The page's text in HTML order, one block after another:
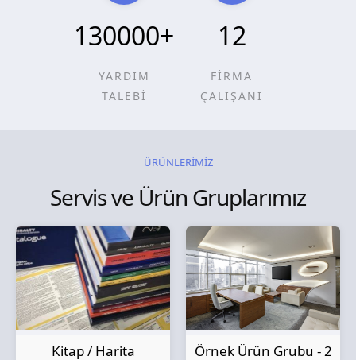
130000+
YARDIM
TALEBİ
12
FİRMA
ÇALIŞANI
ÜRÜNLERİMİZ
Servis ve Ürün Gruplarımız
Kitap / Harita Örnek Ürün Grubu - 2